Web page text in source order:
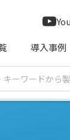
導入事例